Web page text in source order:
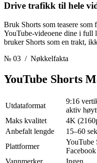
Drive trafikk til hele
Bruk Shorts som teasere som
YouTube-videoene dine i full
bruker Shorts som en trakt,
№ 03 / Nøkkelfakta
YouTube Shorts
Utdataformat
9:16
aktiv
Maks kvalitet
4K
Anbefalt lengde
15–60
Plattformer
YouTube
Vannmerker
Ingen